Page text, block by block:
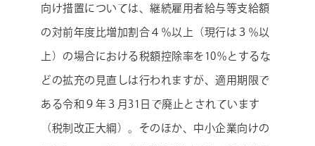
向け措置については、継続雇用者給与等支給額
の対前年度比増加割合４％以上（現行は３％以
上）の場合における税額控除率を10％とするな
どの拡充の見直しは行われますが、適用期限で
ある令和９年３月31日で廃止とされています
（税制改正大綱）。そのほか、中小企業向けの